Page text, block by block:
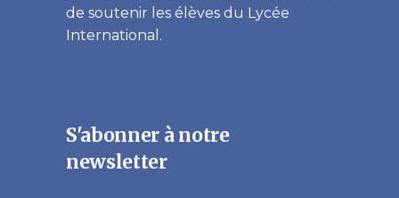
de soutenir les élèves du Lycée
International.
S'abonner à notre
newsletter